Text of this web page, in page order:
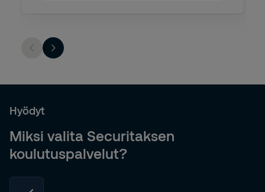
Hyödyt
Miksi valita Securitaksen
koulutuspalvelut?